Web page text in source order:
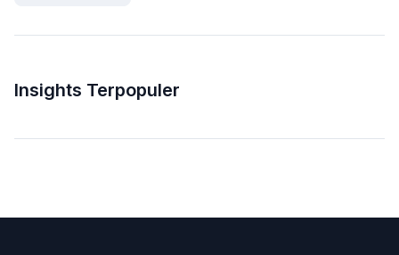
Insights Terpopuler